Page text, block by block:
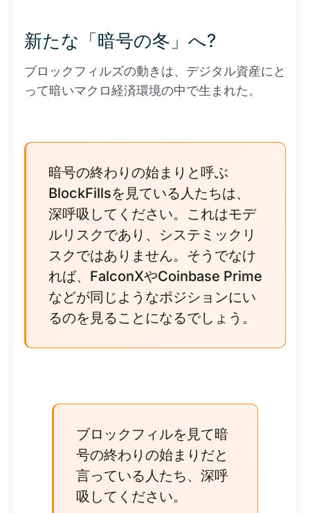
新たな「暗号の冬」へ?
ブロックフィルズの動きは、デジタル資産にと
って暗いマクロ経済環境の中で生まれた。
暗号の終わりの始まりと呼ぶ
BlockFillsを見ている人たちは、
深呼吸してください。これはモデ
ルリスクであり、システミックリ
スクではありません。そうでなけ
れば、FalconXやCoinbase Prime
などが同じようなポジションにい
るのを見ることになるでしょう。
ブロックフィルを見て暗
号の終わりの始まりだと
言っている人たち、深呼
吸してください。